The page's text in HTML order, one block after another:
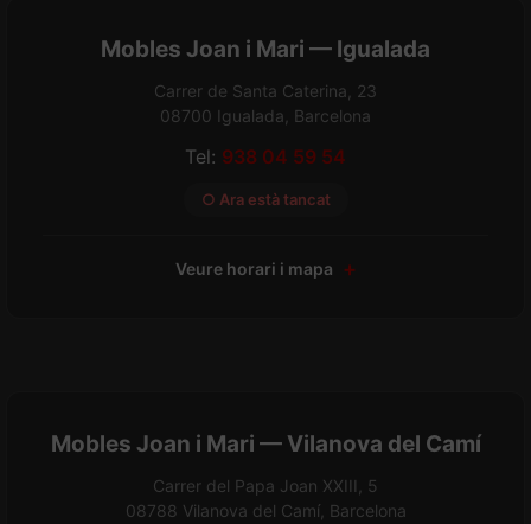
Mobles Joan i Mari — Igualada
Carrer de Santa Caterina, 23
08700 Igualada, Barcelona
Tel: 938 04 59 54
○ Ara està tancat
Veure horari i mapa
Mobles Joan i Mari — Vilanova del Camí
Carrer del Papa Joan XXIII, 5
08788 Vilanova del Camí, Barcelona